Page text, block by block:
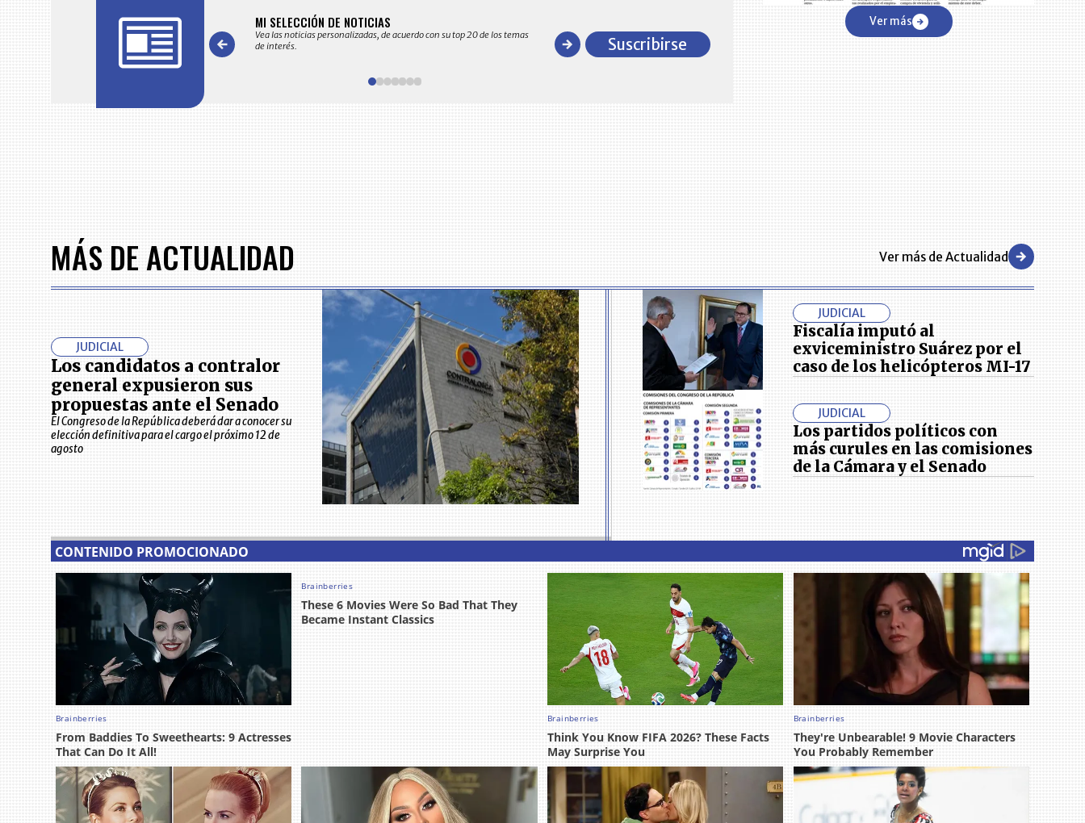
Ver más
en su correo electrónico las noticias seleccionadas por nuestro
MI SELECCIÓN DE NOTICIAS
Vea las noticias personalizadas, de acuerdo con su top 20 de los temas
de interés.
comportamiento general y detallado de las 10.000 primeras empresas
en ventas en Colombia
CENTRO DE CONVENCIONES
Reviva en primera fila todos los foros y cátedras LR. Espacios de
conocimiento alrededor de los temas económicos, empresariales y
Suscribirse
MÁS DE ACTUALIDAD Ver más de Actualidad
JUDICIAL
Los candidatos a contralor
general expusieron sus
propuestas ante el Senado
El Congreso de la República deberá dar a conocer su
elección definitiva para el cargo el próximo 12 de
agosto
JUDICIAL
Fiscalía imputó al
exviceministro Suárez por el
caso de los helicópteros MI-17
JUDICIAL
Los partidos políticos con
más curules en las comisiones
de la Cámara y el Senado